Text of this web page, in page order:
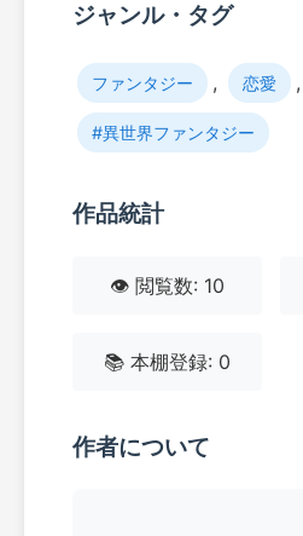
ジャンル・タグ
ファンタジー , 恋愛 ,
#異世界ファンタジー
作品統計
👁️ 閲覧数: 10
📚 本棚登録: 0
作者について